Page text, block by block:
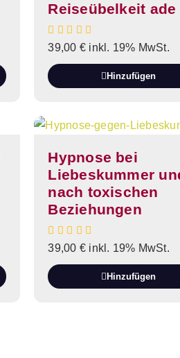
Reiseübelkeit ade
39,00 € inkl. 19% MwSt.
Hinzufügen
Hypnose bei
Liebeskummer
nach toxischen
Beziehungen
39,00 € inkl. 19% MwSt.
Hinzufügen